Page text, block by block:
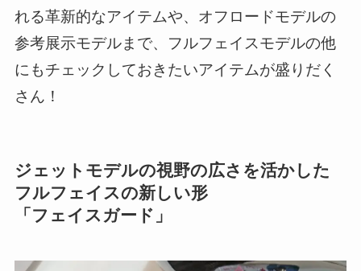
れる革新的なアイテムや、オフロードモデルの
参考展示モデルまで、フルフェイスモデルの他
にもチェックしておきたいアイテムが盛りだく
さん！
ジェットモデルの視野の広さを活かした
フルフェイスの新しい形
「フェイスガード」